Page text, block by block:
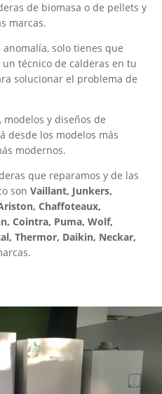
de biomasa o de pellets y
marcas.
solo tienes que
técnico de calderas en tu
solucionar el problema de
y diseños de
desde los modelos más
modernos.
que reparamos y de las
son Vaillant, Junkers,
Chaffoteaux,
Cointra, Puma, Wolf,
Thermor, Daikin, Neckar,